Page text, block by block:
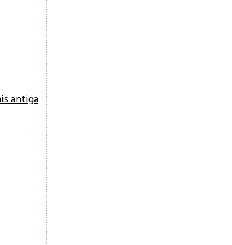
antiga